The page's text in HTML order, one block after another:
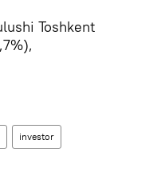
Toshkent
investor